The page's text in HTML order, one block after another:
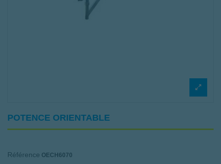
POTENCE ORIENTABLE
Référence OECH6070